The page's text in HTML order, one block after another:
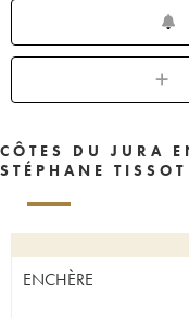
CÔTES DU JURA
STÉPHANE
ENCHÈRE